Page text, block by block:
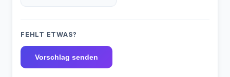
FEHLT ETWAS?
Vorschlag senden